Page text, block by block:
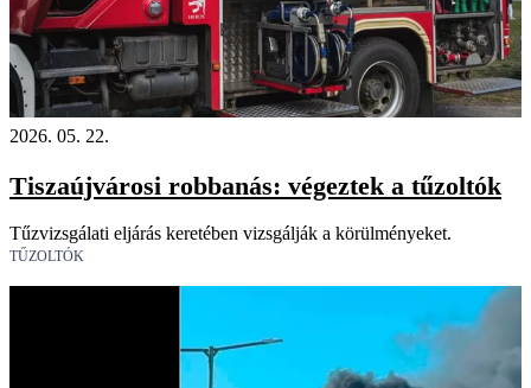
2026. 05. 22.
Tiszaújvárosi robbanás: végeztek a tűzoltók
Tűzvizsgálati eljárás keretében vizsgálják a körülményeket.
TŰZOLTÓK